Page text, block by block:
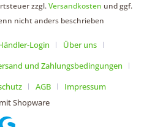
zzgl.Versandkosten und ggf.
nicht anders beschrieben
Login
Über uns
und Zahlungsbedingungen
AGB
Impressum
Shopware